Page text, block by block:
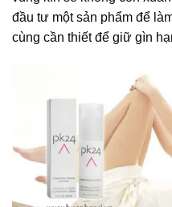
đầu tư một sản phẩm để
cùng cần thiết để giữ gìn